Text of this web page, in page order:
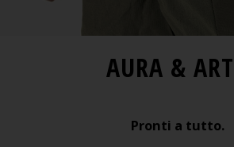
AURA &
Pronti a tutto.